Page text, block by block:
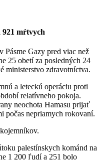
921 mŕtvych
Pásme Gazy pred viac než
25 obetí za posledných 24
ministerstvo zdravotníctva.
a leteckú operáciu proti
relatívneho pokoja.
neochota Hamasu prijať
počas nepriamych rokovaní.
palestínskych kománd na
1 200 ľudí a 251 bolo